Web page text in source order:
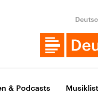
& Podcasts